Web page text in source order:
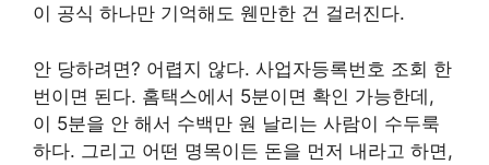
이 공식 하나만 기억해도 웬만한 건 걸러진다.
안 당하려면? 어렵지 않다. 사업자등록번호 조회 한
번이면 된다. 홈택스에서 5분이면 확인 가능한데,
이 5분을 안 해서 수백만 원 날리는 사람이 수두룩
하다. 그리고 어떤 명목이든 돈을 먼저 내라고 하면,